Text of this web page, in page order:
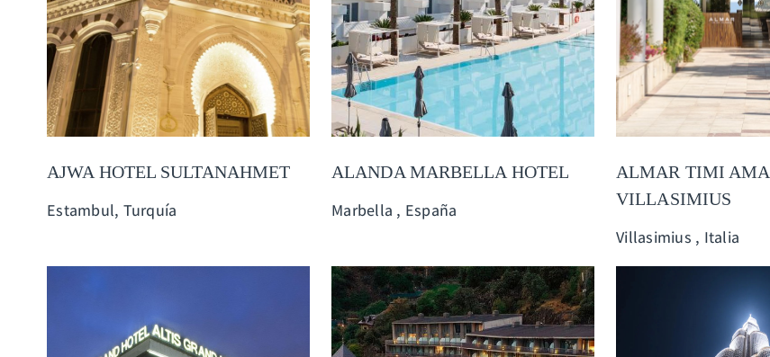
AJWA HOTEL SULTANAHMET
Estambul, Turquía
ALANDA MARBELLA HOTEL
Marbella , España
ALMAR TIMI AMA
VILLASIMIUS
Villasimius , Italia